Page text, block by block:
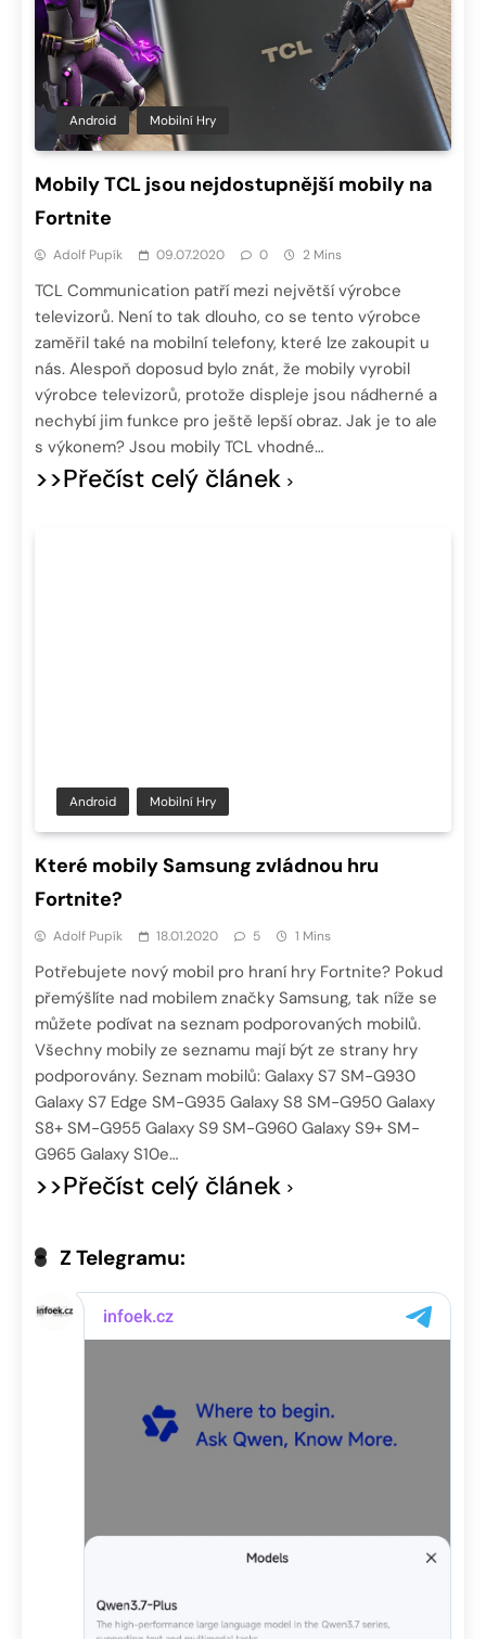
Android Mobilní Hry
Mobily TCL jsou nejdostupnější mobily na
Fortnite
Adolf Pupík 09.07.2020 0 2 Mins
TCL Communication patří mezi největší výrobce
televizorů. Není to tak dlouho, co se tento výrobce
zaměřil také na mobilní telefony, které lze zakoupit u
nás. Alespoň doposud bylo znát, že mobily vyrobil
výrobce televizorů, protože displeje jsou nádherné a
nechybí jim funkce pro ještě lepší obraz. Jak je to ale
s výkonem? Jsou mobily TCL vhodné…
>>Přečíst celý článek
Android Mobilní Hry
Které mobily Samsung zvládnou hru
Fortnite?
Adolf Pupík 18.01.2020 5 1 Mins
Potřebujete nový mobil pro hraní hry Fortnite? Pokud
přemýšlíte nad mobilem značky Samsung, tak níže se
můžete podívat na seznam podporovaných mobilů.
Všechny mobily ze seznamu mají být ze strany hry
podporovány. Seznam mobilů: Galaxy S7 SM-G930
Galaxy S7 Edge SM-G935 Galaxy S8 SM-G950 Galaxy
S8+ SM-G955 Galaxy S9 SM-G960 Galaxy S9+ SM-
G965 Galaxy S10e…
>>Přečíst celý článek
Z Telegramu: